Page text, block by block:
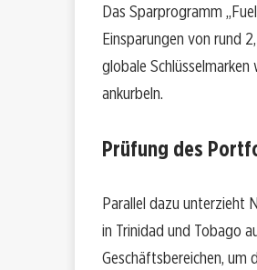
Das Sparprogramm
Einsparungen von rund
globale
ankurbeln.
Prüfung des
Parallel dazu unterzieht
in Trinidad und Tobago
Geschäftsbereichen, um